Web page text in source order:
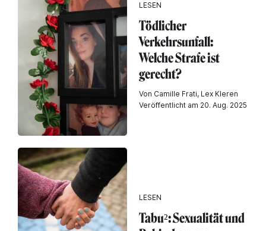
LESEN
Tödlicher
Verkehrsunfall:
Welche Strafe ist
gerecht?
Von Camille Frati, Lex Kleren
Veröffentlicht am 20. Aug. 2025
LESEN
Tabu²: Sexualität und